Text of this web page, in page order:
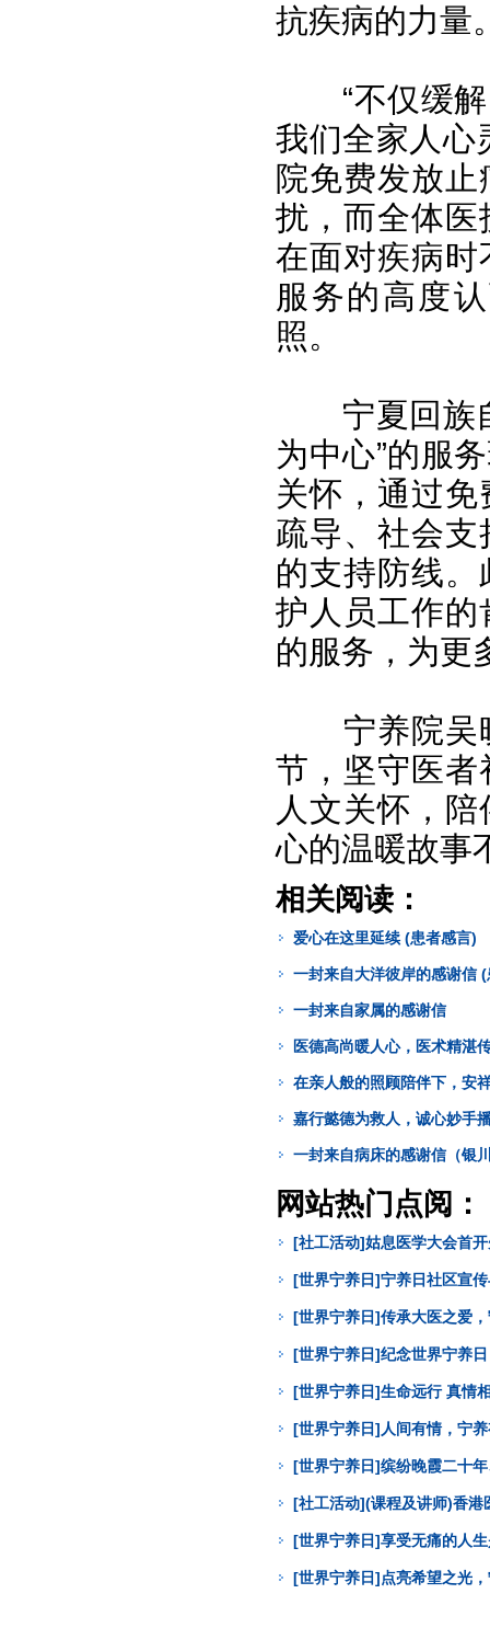
抗疾病的力量
“不仅缓
我们全家人心
院免费发放
扰，而全体
在面对疾病
服务的高度
照。​
宁夏回族
为中心”的服
关怀，通过
疏导、社会
的支持防线
护人员工作
的服务，为更
宁养院吴
节，坚守医
人文关怀，
心的温暖故事
相关阅读：
爱心在这里延续 (患者感言)
一封来自大洋彼岸的感谢信
一封来自家属的感谢信
医德高尚暖人心，医术精湛
在亲人般的照顾陪伴下，安
嘉行懿德为救人，诚心妙手
一封来自病床的感谢信（银
网站热门点阅：
[社工活动]姑息医学大会首
[世界宁养日]宁养日社区宣
[世界宁养日]传承大医之爱
[世界宁养日]纪念世界宁养
[世界宁养日]生命远行 真情
[世界宁养日]人间有情，宁
[世界宁养日]缤纷晚霞二十
[社工活动](课程及讲师)香
[世界宁养日]享受无痛的人
[世界宁养日]点亮希望之光